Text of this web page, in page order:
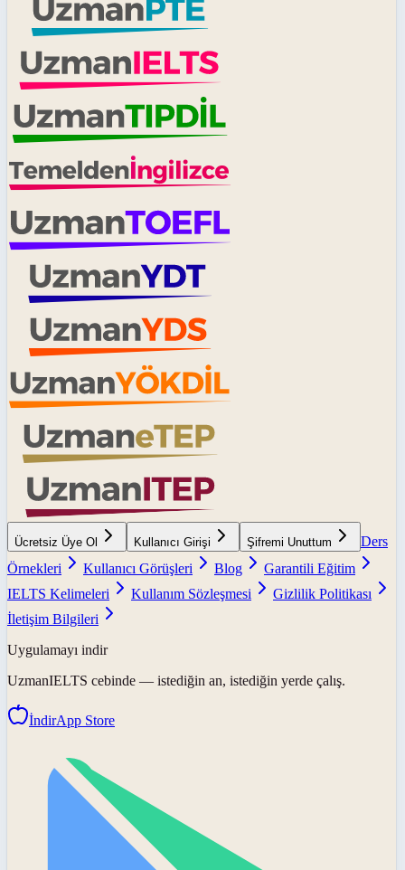
Ücretsiz Üye Ol Kullanıcı Girişi Şifremi Unuttum
Ders
Örnekleri
Kullanıcı Görüşleri Blog
Garantili Eğitim
IELTS Kelimeleri
Kullanım Sözleşmesi
Gizlilik Politikası
İletişim Bilgileri
Uygulamayı indir
UzmanIELTS cebinde — istediğin an, istediğin yerde çalış.
İndirApp Store